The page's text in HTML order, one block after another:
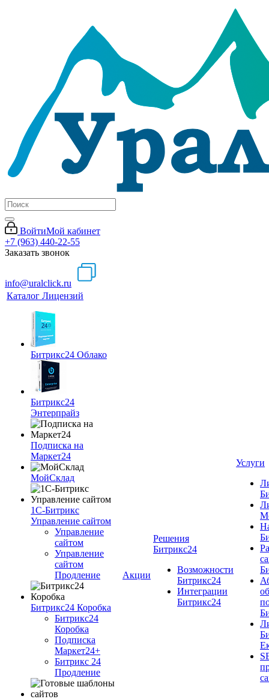
ВойтиМой кабинет
+7 (963) 440-22-55
Заказать звонок
info@uralclick.ru
Каталог Лицензий
Битрикс24 Облако
Битрикс24
Энтерпрайз
Подписка на
Маркет24
МойСклад
1С-Битрикс
Управление сайтом
Управление
cайтом
Управление
сайтом
Продление
Битрикс24 Коробка
Битрикс24
Коробка
Подписка
Маркет24+
Битрикс 24
Продление
Акции
Решения
Битрикс24
Возможности
Битрикс24
Интеграции
Битрикс24
Услуги